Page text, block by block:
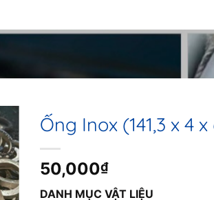
Ống Inox (141,3 x 4
50,000₫
DANH MỤC VẬT LIỆU